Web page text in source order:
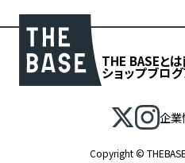
THE BASEとは
ショップブログ
企業
Copyright ©